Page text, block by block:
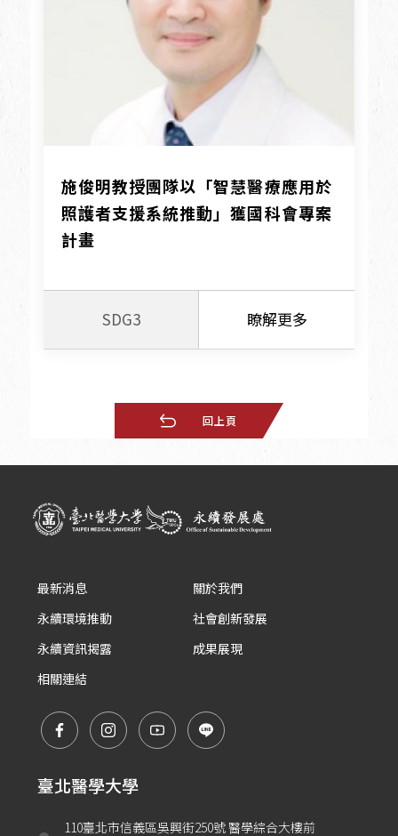
施俊明教授團隊以「智慧醫療應用於
照護者支援系統推動」獲國科會專案
計畫
SDG3 瞭解更多
回上頁
最新消息
關於我們
永續環境推動
社會創新發展
永續資訊揭露
成果展現
相關連結
臺北醫學大學
110臺北市信義區吳興街250號 醫學綜合大樓前